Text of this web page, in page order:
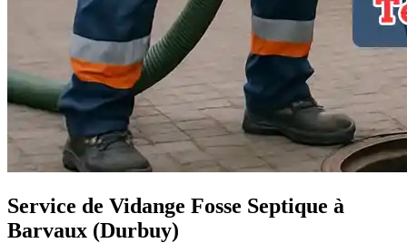
Service de Vidange Fosse Septique à
Barvaux (Durbuy)